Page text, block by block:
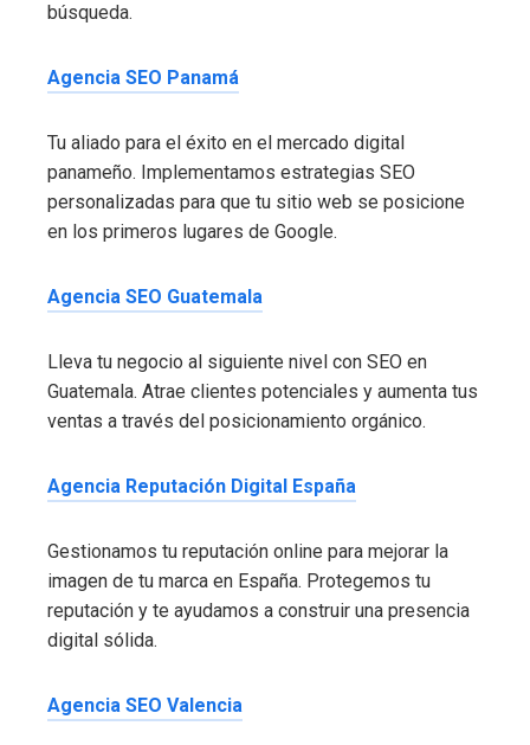
búsqueda.
Agencia SEO Panamá
Tu aliado para el éxito en el mercado digital
panameño. Implementamos estrategias SEO
personalizadas para que tu sitio web se posicione
en los primeros lugares de Google.
Agencia SEO Guatemala
Lleva tu negocio al siguiente nivel con SEO en
Guatemala. Atrae clientes potenciales y aumenta tus
ventas a través del posicionamiento orgánico.
Agencia Reputación Digital España
Gestionamos tu reputación online para mejorar la
imagen de tu marca en España. Protegemos tu
reputación y te ayudamos a construir una presencia
digital sólida.
Agencia SEO Valencia